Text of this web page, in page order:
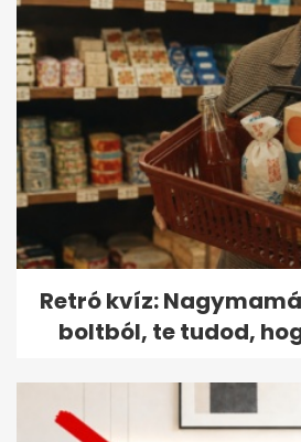
Retró kvíz:
boltból, te tudod,